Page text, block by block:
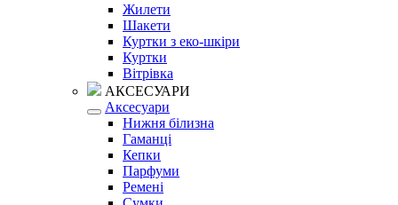
Жилети
Шакети
Куртки з еко-шкіри
Куртки
Вітрівка
АКСЕСУАРИ
Аксесуари
Нижня білизна
Гаманці
Кепки
Парфуми
Ремені